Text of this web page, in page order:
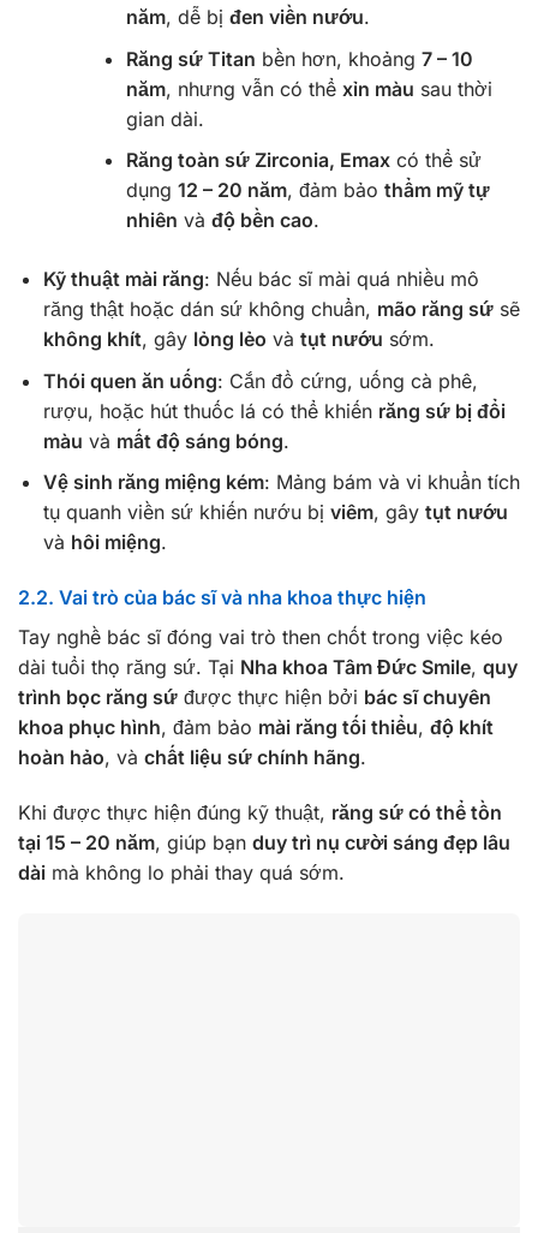
năm, dễ bị đen viền nướu.
Răng sứ Titan bền hơn, khoảng 7 – 10
năm, nhưng vẫn có thể xỉn màu sau thời
gian dài.
Răng toàn sứ Zirconia, Emaxcó thể sử
dụng 12 – 20 năm, đảm bảo thẩm mỹ tự
nhiên và độ bền cao.
Kỹ thuật mài răng: Nếu bác sĩ mài quá nhiều mô
răng thật hoặc dán sứ không chuẩn, mão răng sứsẽ
không khít, gây lỏng lẻo và tụt nướu sớm.
Thói quen ăn uống: Cắn đồ cứng, uống cà phê,
rượu, hoặc hút thuốc lá có thể khiến răng sứ bị đổi
màu và mất độ sáng bóng.
Vệ sinh răng miệng kém: Mảng bám và vi khuẩn tích
tụ quanh viền sứ khiến nướu bị viêm, gây tụt nướu
và hôi miệng.
2.2. Vai trò của bác sĩ và nha khoa thực hiện
Tay nghề bác sĩ đóng vai trò then chốt trong việc kéo
dài tuổi thọ răng sứ. Tại Nha khoa Tâm Đức Smile, quy
trình bọc răng sứ được thực hiện bởi bác sĩ chuyên
khoa phục hình, đảm bảo mài răng tối thiểu, độ khít
hoàn hảo, và chất liệu sứ chính hãng.
Khi được thực hiện đúng kỹ thuật, răng sứ có thể tồn
tại 15 – 20 năm, giúp bạn duy trì nụ cười sáng đẹp lâu
dài mà không lo phải thay quá sớm.